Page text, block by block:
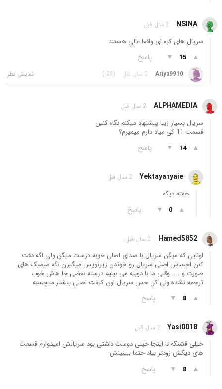
NSINA 2 سال قبل
سریال های کره ای واقعا عالی هستند
▲
15
▼ پاسخ
Ariya9910 2 سال قبل (-29)
ALPHAMEDIA 2 سال قبل
سریال بسیار زیبا پیشنهاد میکنم نگاه کنین
قسمت 11 کی میاد دارم میمیرم؟
▲
14
▼ پاسخ
Yektayahyaie 2 سال قبل
هفته دیگه
▲
0
▼ پاسخ
Hamed5852 2 سال قبل
اونایی که میگن سریال با صدای اصلی خوبه درست میگن ولی اگه دقت
کنن احساس اصلی سریال رو خوندن زیرنویس میگیرن نگه میمیک های
صورت و .... وقتی ما با دوبله می بینیم درسته بعضی جا هاش خوب
ترجمه نشده ولی کل حس سریال اون کیفت اصلی بیشتر میچسبه
▲
8
▼ پاسخ
Yasi0018 2 سال قبل
خیلی قشنگه تا اینجا خیلی دوست داشتی بود سریالش امیدوارم قسمت
های دیگش زودتر بیاد حتما ببینینش
▲
8
▼ پاسخ